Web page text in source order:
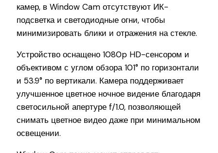
камер, в Window Cam отсутствуют ИК-
подсветка и светодиодные огни, чтобы
минимизировать блики и отражения на стекле.
Устройство оснащено 1080p HD-сенсором и
объективом с углом обзора 101° по горизонтали
и 53.9° по вертикали. Камера поддерживает
улучшенное цветное ночное видение благодаря
светосильной апертуре f/1.0, позволяющей
снимать цветное видео даже при минимальном
освещении.